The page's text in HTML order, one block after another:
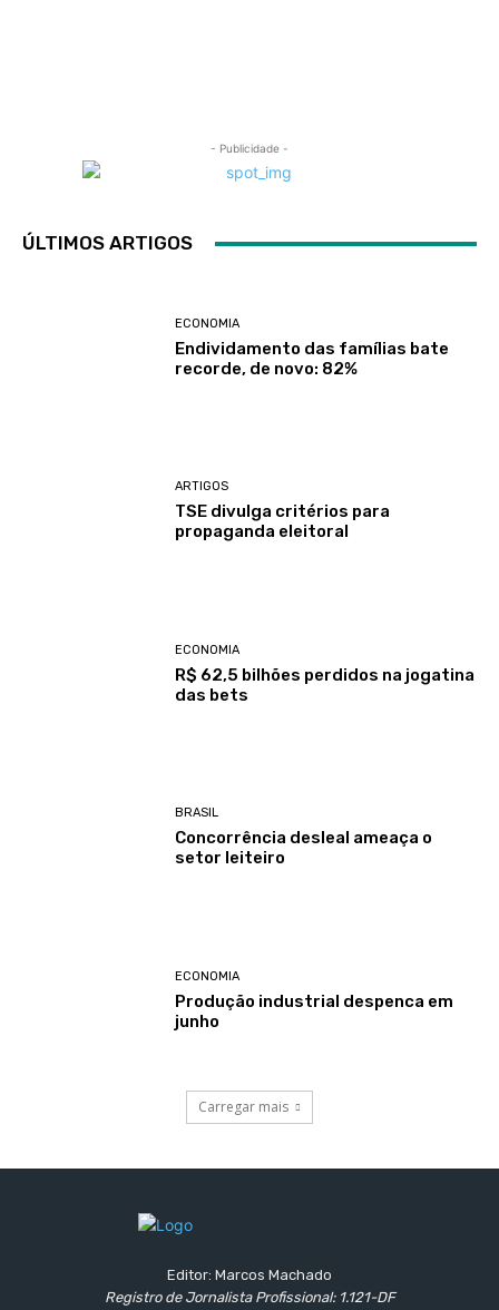
- Publicidade -
ÚLTIMOS ARTIGOS
ECONOMIA
Endividamento das famílias bate
recorde, de novo: 82%
ARTIGOS
TSE divulga critérios para
propaganda eleitoral
ECONOMIA
R$ 62,5 bilhões perdidos na jogatina
das bets
BRASIL
Concorrência desleal ameaça o
setor leiteiro
ECONOMIA
Produção industrial despenca em
junho
Carregar mais
Editor: Marcos Machado
Registro de Jornalista Profissional: 1.121-DF